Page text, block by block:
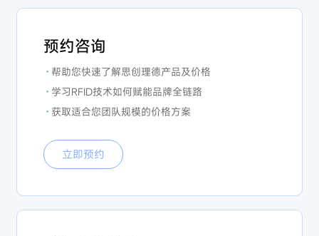
预约咨询
· 帮助您快速了解思创理德产品及价格
· 学习RFID技术如何赋能品牌全链路
· 获取适合您团队规模的价格方案
立即预约